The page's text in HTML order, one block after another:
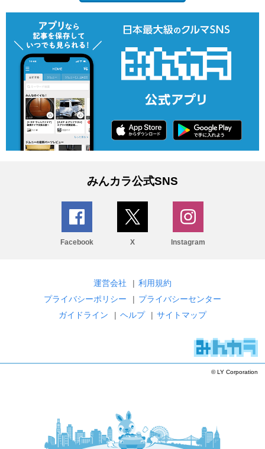
みんカラ公式SNS
Facebook X Instagram
運営会社 | 利用規約
プライバシーポリシー
| プライバシーセンター
ガイドライン
| ヘルプ | サイトマップ
© LY Corporation